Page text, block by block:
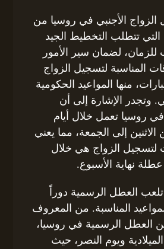
الزواج الأجنبي في روسيا من
تتطلب التخطيط الجيد
للزمان، لضمان سير الأمور
المناسبة لتسجيل الزواج
منها المواعيد الحكومية
وتجدر الإشارة إلى أن
روسيا تعمل خلال أيام
الاثنين إلى الجمعة، مما يعني
لتسجيل الزواج هي خلال
نهاية الأسبوع.
العطل الرسمية دوراً
المناسبة. من المعروف
العطل الرسمية في روسيا،
ويوم النصر، حيث